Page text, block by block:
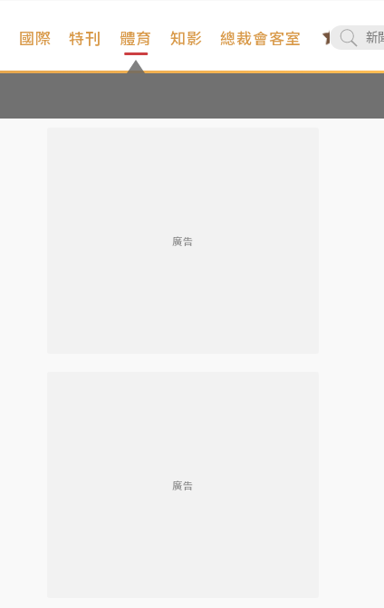
國際 特刊 體育 知影 總裁會客室
廣告
廣告